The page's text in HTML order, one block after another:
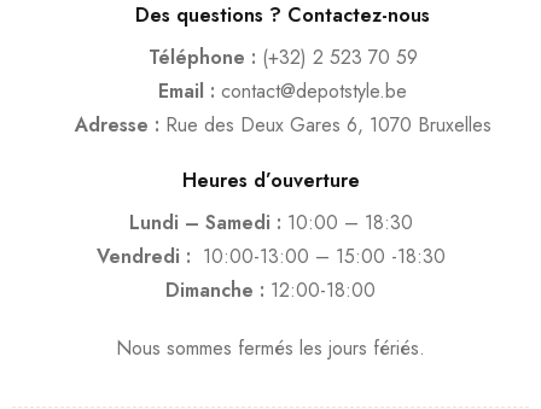
Des questions ? Contactez-nous
Téléphone : (+32) 2 523 70 59
Email : contact@depotstyle.be
Adresse : Rue des Deux Gares 6, 1070 Bruxelles
Heures d’ouverture
Lundi – Samedi : 10:00 – 18:30
Vendredi : 10:00-13:00 – 15:00 -18:30
Dimanche : 12:00-18:00
Nous sommes fermés les jours fériés.